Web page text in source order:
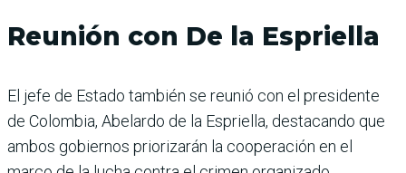
Reunión con De la Espriella
El jefe de Estado también se reunió con el presidente
de Colombia, Abelardo de la Espriella, destacando que
ambos gobiernos priorizarán la cooperación en el